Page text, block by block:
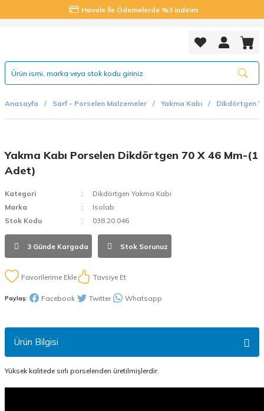
Havale İle Ödemelerde %3 indirim
Anasayfa Sarf - Porselen Malzemeler Yakma Kabı Dikdörtgen
Yakma Kabı Porselen Dikdörtgen 70 X 46 Mm-(1
Adet)
Kategori
Dikdörtgen Yakma Kabı
Marka
Isolab
Stok Kodu
038.20.046
3 Günde Kargoda Stok Sorunuz
Tavsiye Et
Paylaş: Facebook Twitter Whatsapp
Ürün Bilgisi
Yüksek kalitede sırlı porselenden üretilmişlerdir.